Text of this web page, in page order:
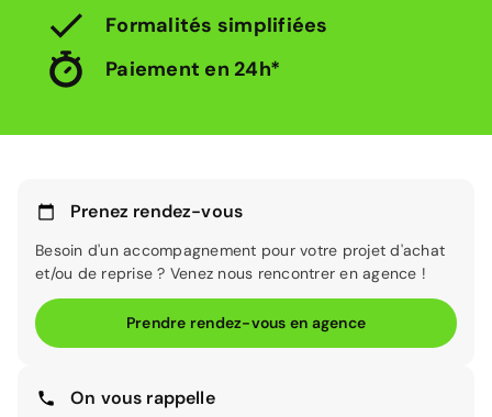
Reprise Mercedes
Reprise Renault
Reprise Tesla Reprise Toyota
Formalités simplifiées
Paiement en 24h*
Prenez rendez-vous
Besoin d'un accompagnement pour votre projet d'achat
et/ou de reprise ? Venez nous rencontrer en agence !
Prendre rendez-vous en agence
On vous rappelle